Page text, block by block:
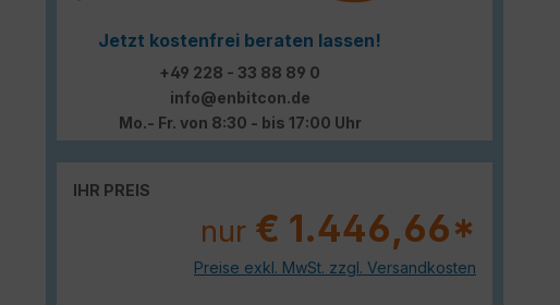
Jetzt kostenfrei beraten lassen!
+49 228 - 33 88 89 0
info@enbitcon.de
Mo.- Fr. von 8:30 - bis 17:00 Uhr
IHR PREIS
nur € 1.446,66*
Preise exkl. MwSt. zzgl. Versandkosten